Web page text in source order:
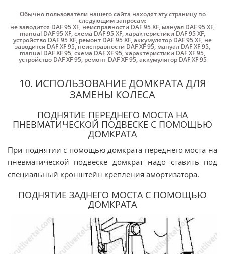
Обычно пользователи нашего сайта находят эту страницу по
следующим запросам:
не заводится DAF 95 XF, неисправности DAF 95 XF, мануал DAF 95 XF,
manual DAF 95 XF,схема DAF 95 XF,характеристики DAF 95 XF,
устройство DAF 95 XF, ремонт DAF 95 XF,аккумулятор DAF 95 XF, не
заводится DAF XF 95, неисправности DAF XF 95, мануал DAF XF 95,
manual DAF XF 95,схема DAF XF 95,характеристики DAF XF 95,
устройство DAF XF 95, ремонт DAF XF 95,аккумулятор DAF XF 95
10. ИСПОЛЬЗОВАНИЕ ДОМКРАТА ДЛЯ
ЗАМЕНЫ КОЛЕСА
ПОДНЯТИЕ ПЕРЕДНЕГО МОСТА НА
ПНЕВМАТИЧЕСКОЙ ПОДВЕСКЕ С ПОМОЩЬЮ
ДОМКРАТА
При поднятии с помощью домкрата переднего моста на
пневматической подвеске домкрат надо ставить под
специальный кронштейн крепления амортизатора.
ПОДНЯТИЕ ЗАДНЕГО МОСТА С ПОМОЩЬЮ
ДОМКРАТА